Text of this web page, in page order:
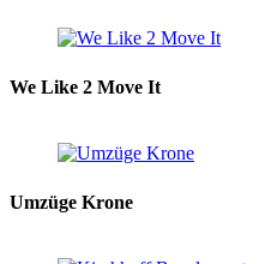
We Like 2 Move It
Umzüge Krone